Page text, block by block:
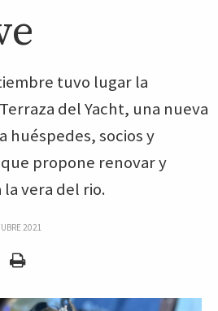
tuvo lugar la
del Yacht, una nueva
huéspedes, socios y
propone renovar y
vera del rio.
2021